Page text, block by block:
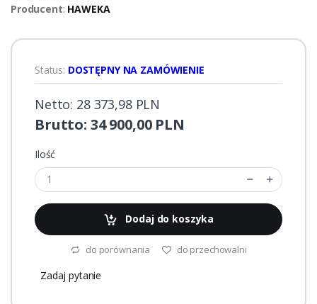
Producent: HAWEKA
Status: DOSTĘPNY NA ZAMÓWIENIE
Netto: 28 373,98 PLN
Brutto: 34 900,00 PLN
Ilość
Dodaj do koszyka
do porównania do przechowalni
Zadaj pytanie